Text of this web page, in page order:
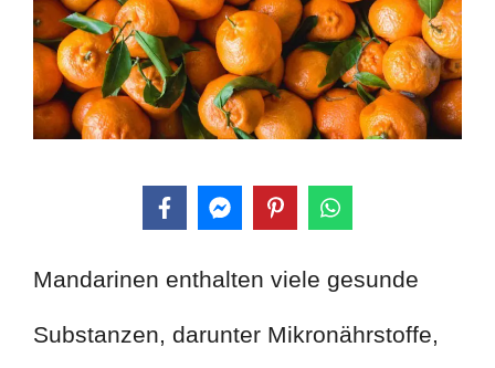
Mandarinen enthalten viele gesunde
Substanzen, darunter Mikronährstoffe,